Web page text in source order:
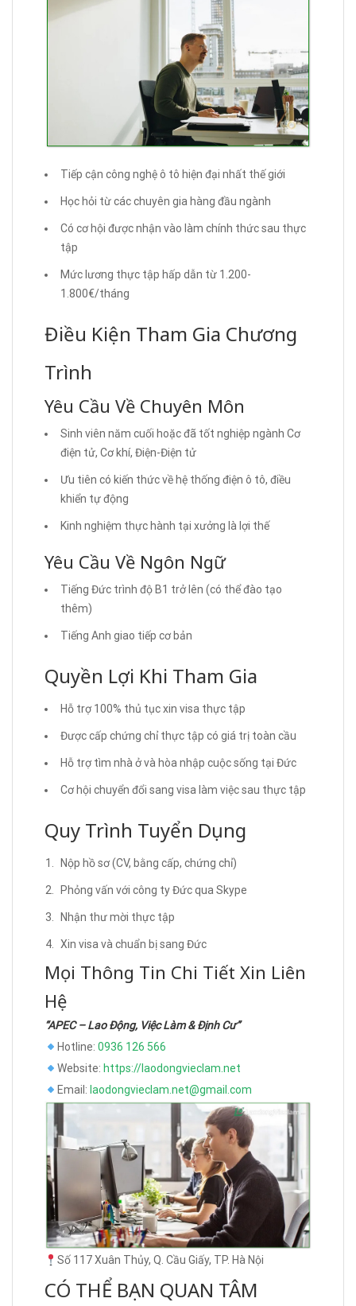
Tiếp cận công nghệ ô tô hiện đại nhất thế giới
Học hỏi từ các chuyên gia hàng đầu ngành
Có cơ hội được nhận vào làm chính thức sau thực
tập
Mức lương thực tập hấp dẫn từ 1.200-
1.800€/tháng
Điều Kiện Tham Gia Chương
Trình
Yêu Cầu Về Chuyên Môn
Sinh viên năm cuối hoặc đã tốt nghiệp ngành Cơ
điện tử, Cơ khí, Điện-Điện tử
Ưu tiên có kiến thức về hệ thống điện ô tô, điều
khiển tự động
Kinh nghiệm thực hành tại xưởng là lợi thế
Yêu Cầu Về Ngôn Ngữ
Tiếng Đức trình độ B1 trở lên (có thể đào tạo
thêm)
Tiếng Anh giao tiếp cơ bản
Quyền Lợi Khi Tham Gia
Hỗ trợ 100% thủ tục xin visa thực tập
Được cấp chứng chỉ thực tập có giá trị toàn cầu
Hỗ trợ tìm nhà ở và hòa nhập cuộc sống tại Đức
Cơ hội chuyển đổi sang visa làm việc sau thực tập
Quy Trình Tuyển Dụng
Nộp hồ sơ (CV, bằng cấp, chứng chỉ)
Phỏng vấn với công ty Đức qua Skype
Nhận thư mời thực tập
Xin visa và chuẩn bị sang Đức
Mọi Thông Tin Chi Tiết Xin Liên
Hệ
“APEC – Lao Động, Việc Làm & Định Cư”
Hotline: 0936 126 566
Website: https://laodongvieclam.net
Email: laodongvieclam.net@gmail.com
Số 117 Xuân Thủy, Q. Cầu Giấy, TP. Hà Nội
CÓ THỂ BẠN QUAN TÂM